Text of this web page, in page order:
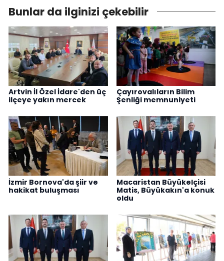
Bunlar da ilginizi çekebilir
Artvin İl Özel İdare'den üç
ilçeye yakın mercek
Çayırovalıların Bilim
Şenliği memnuniyeti
İzmir Bornova'da şiir ve
hakikat buluşması
Macaristan Büyükelçisi
Matis, Büyükakın'a konuk
oldu